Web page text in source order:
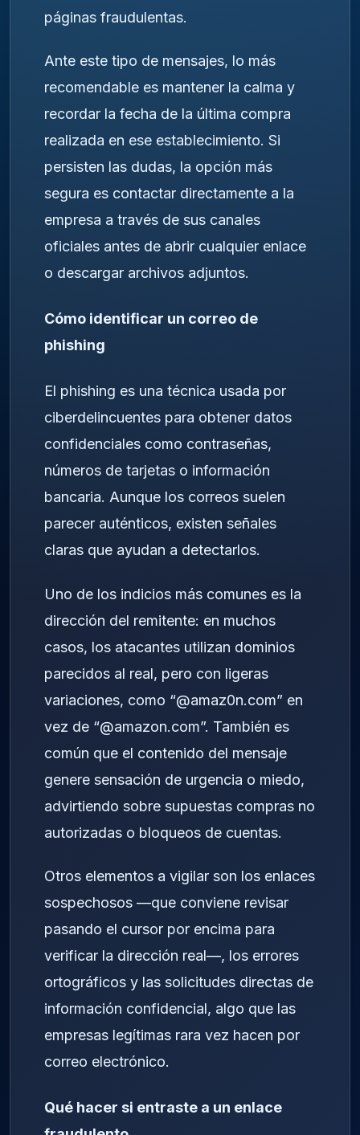
páginas fraudulentas.
Ante este tipo de mensajes, lo más
recomendable es mantener la calma y
recordar la fecha de la última compra
realizada en ese establecimiento. Si
persisten las dudas, la opción más
segura es contactar directamente a la
empresa a través de sus canales
oficiales antes de abrir cualquier enlace
o descargar archivos adjuntos.
Cómo identificar un correo de
phishing
El phishing es una técnica usada por
ciberdelincuentes para obtener datos
confidenciales como contraseñas,
números de tarjetas o información
bancaria. Aunque los correos suelen
parecer auténticos, existen señales
claras que ayudan a detectarlos.
Uno de los indicios más comunes es la
dirección del remitente: en muchos
casos, los atacantes utilizan dominios
parecidos al real, pero con ligeras
variaciones, como “@amaz0n.com” en
vez de “@amazon.com”. También es
común que el contenido del mensaje
genere sensación de urgencia o miedo,
advirtiendo sobre supuestas compras no
autorizadas o bloqueos de cuentas.
Otros elementos a vigilar son los enlaces
sospechosos —que conviene revisar
pasando el cursor por encima para
verificar la dirección real—, los errores
ortográficos y las solicitudes directas de
información confidencial, algo que las
empresas legítimas rara vez hacen por
correo electrónico.
Qué hacer si entraste a un enlace